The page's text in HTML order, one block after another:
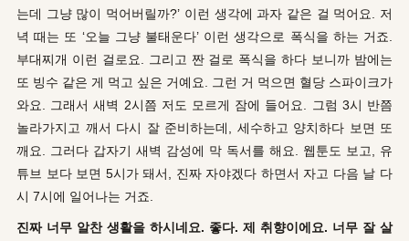
는데 그냥 많이 먹어버릴까?’ 이런 생각에 과자 같은 걸 먹어요. 저
녁 때는 또 ‘오늘 그냥 불태운다’ 이런 생각으로 폭식을 하는 거죠.
부대찌개 이런 걸로요. 그리고 짠 걸로 폭식을 하다 보니까 밤에는
또 빙수 같은 게 먹고 싶은 거예요. 그런 거 먹으면 혈당 스파이크가
와요. 그래서 새벽 2시쯤 저도 모르게 잠에 들어요. 그럼 3시 반쯤
놀라가지고 깨서 다시 잘 준비하는데, 세수하고 양치하다 보면 또
깨요. 그러다 갑자기 새벽 감성에 막 독서를 해요. 웹툰도 보고, 유
튜브 보다 보면 5시가 돼서, 진짜 자야겠다 하면서 자고 다음 날 다
시 7시에 일어나는 거죠.
진짜 너무 알찬 생활을 하시네요. 좋다. 제 취향이에요. 너무 잘 살